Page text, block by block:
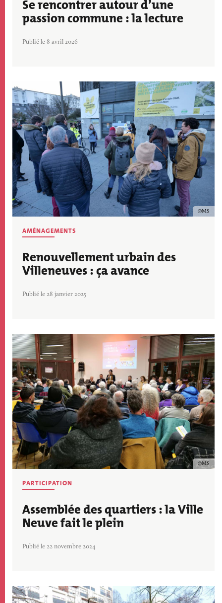
Se rencontrer autour d’une
passion commune : la lecture
Publié le 8 avril 2026
Image
MS
AMÉNAGEMENTS
Renouvellement urbain des
Villeneuves : ça avance
Publié le 28 janvier 2025
Image
MS
PARTICIPATION
Assemblée des quartiers : la Ville
Neuve fait le plein
Publié le 22 novembre 2024
Image